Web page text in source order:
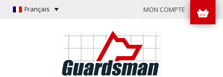
Français MON COMPTE